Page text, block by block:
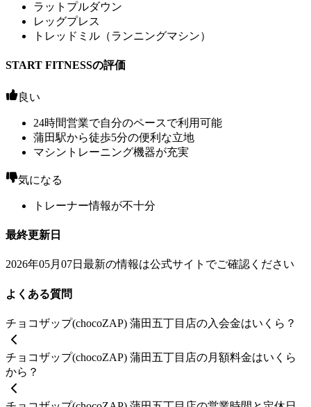
ラットプルダウン
レッグプレス
トレッドミル（ランニングマシン）
START FITNESSの評価
良い
24時間営業で自分のペースで利用可能
蒲田駅から徒歩5分の便利な立地
マシントレーニング機器が充実
気になる
トレーナー情報が不十分
最終更新日
2026年05月07日 最新の情報は公式サイトでご確認ください
よくある質問
チョコザップ(chocoZAP) 蒲田五丁目店の入会金はいくら？
チョコザップ(chocoZAP) 蒲田五丁目店の月額料金はいくら
から？